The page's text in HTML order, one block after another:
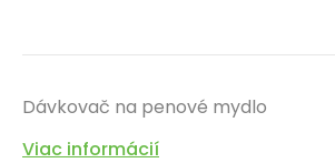
Dávkovač na penové mydlo
Viac informácií